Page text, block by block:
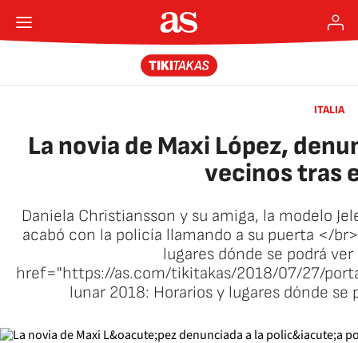
ITALIA
La novia de Maxi López,
vecinos tras
Daniela Christiansson y su amiga, la modelo
acabó con la policía llamando a su puerta </
lugares dónde se podrá ver
href="https://as.com/tikitakas/2018/07/27/
lunar 2018: Horarios y lugares dónde se